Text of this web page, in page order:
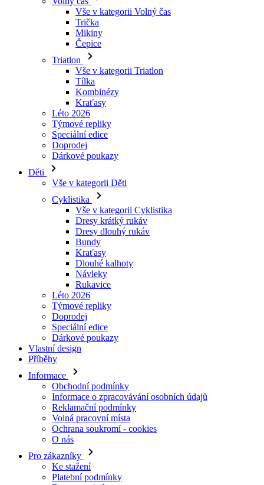
Triatlon
Vše v kategorii Triatlon
Tílka
Kombinézy
Kraťasy
Léto 2026
Týmové repliky
Speciální edice
Doprodej
Dárkové poukazy
Děti
Vše v kategorii Děti
Cyklistika
Vše v kategorii Cyklistika
Dresy dlouhý rukáv
Bundy
Kraťasy
Dlouhé kalhoty
Návleky
Rukavice
Léto 2026
Týmové repliky
Doprodej
Speciální edice
Dárkové poukazy
Vlastní design
Příběhy
Informace
Obchodní podmínky
Informace o zpracovávání osobních údajů
Reklamační podmínky
Volná pracovní místa
Ochrana soukromí - cookies
O nás
Pro zákazníky
Ke stažení
Platební podmínky
Doprava a její ceny
Nejčastější dotazy
Velikostní tabulky
Kontakty
Vrácení zboží